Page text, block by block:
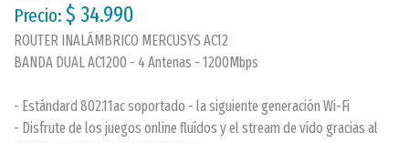
Precio: $ 34.990
ROUTER INALÁMBRICO MERCUSYS AC12
BANDA DUAL AC1200 - 4 Antenas - 1200Mbps
- Estándard 802.11ac soportado - la siguiente generación Wi-Fi
- Disfrute de los juegos online fluídos y el stream de vído gracias al